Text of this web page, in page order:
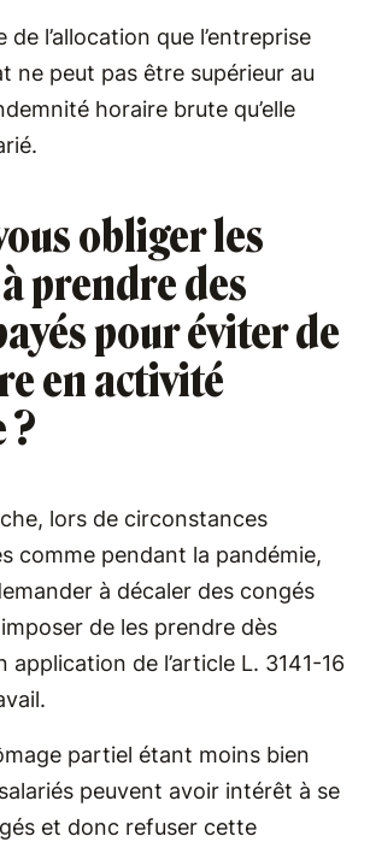
l’allocation que l’entreprise
ne peut pas être supérieur au
horaire brute qu’elle
obliger les
prendre des
pour éviter de
en activité
?
lors de circonstances
comme pendant la pandémie,
à décaler des congés
de les prendre dès
application de l’article L. 3141-16
partiel étant moins bien
peuvent avoir intérêt à se
et donc refuser cette